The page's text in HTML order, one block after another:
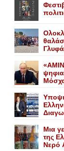
Mια
της
Nερό